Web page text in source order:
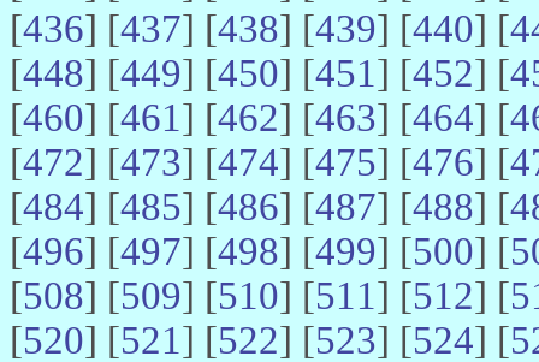
[436] [437] [438] [439] [440] [
[448] [449] [450] [451] [452] [
[460] [461] [462] [463] [464] [
[472] [473] [474] [475] [476] [
[484] [485] [486] [487] [488] [
[496] [497] [498] [499] [500] [
[508] [509] [510] [511] [512] [
[520] [521] [522] [523] [524] [